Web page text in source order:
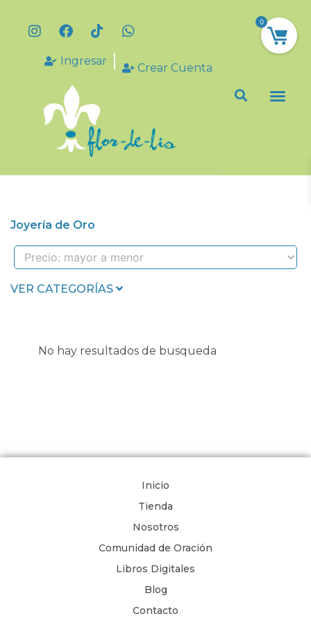
Ingresar
Crear Cuenta
Joyería de Oro
VER CATEGORÍAS
No hay resultados de busqueda
Inicio
Tienda
Nosotros
Comunidad de Oración
Libros Digitales
Blog
Contacto
0